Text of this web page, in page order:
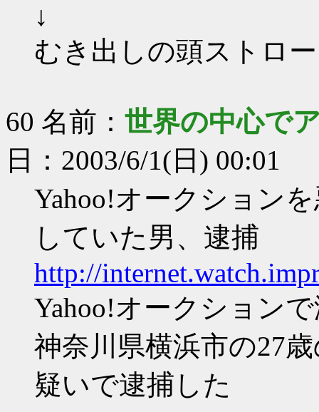
↓
むき出しの頭ストロー
60 名前： 世界の中心で
日：2003/6/1(日) 00:01
Yahoo!オークション
していた男、逮捕
http://
Yahoo!オークション
神奈川県横浜市の27
疑いで逮捕した